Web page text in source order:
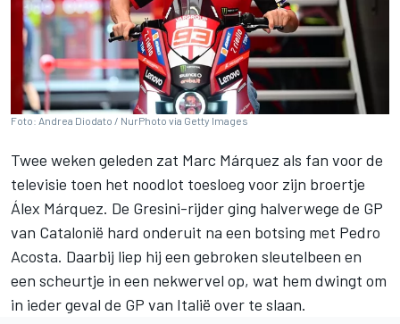
Foto: Andrea Diodato / NurPhoto via Getty Images
Twee weken geleden zat Marc Márquez als fan voor de
televisie toen het noodlot toesloeg voor zijn broertje
Álex Márquez. De Gresini-rijder ging halverwege de GP
van Catalonië hard onderuit na een botsing met Pedro
Acosta. Daarbij liep hij een gebroken sleutelbeen en
een scheurtje in een nekwervel op, wat hem dwingt om
in ieder geval de GP van Italië over te slaan.